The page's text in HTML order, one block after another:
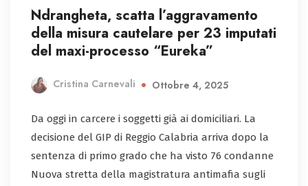
Ndrangheta, scatta l’aggravamento
della misura cautelare per 23 imputati
del maxi-processo “Eureka”
Cristina Carnevali Ottobre 4, 2025
Da oggi in carcere i soggetti già ai domiciliari. La
decisione del GIP di Reggio Calabria arriva dopo la
sentenza di primo grado che ha visto 76 condanne
Nuova stretta della magistratura antimafia sugli